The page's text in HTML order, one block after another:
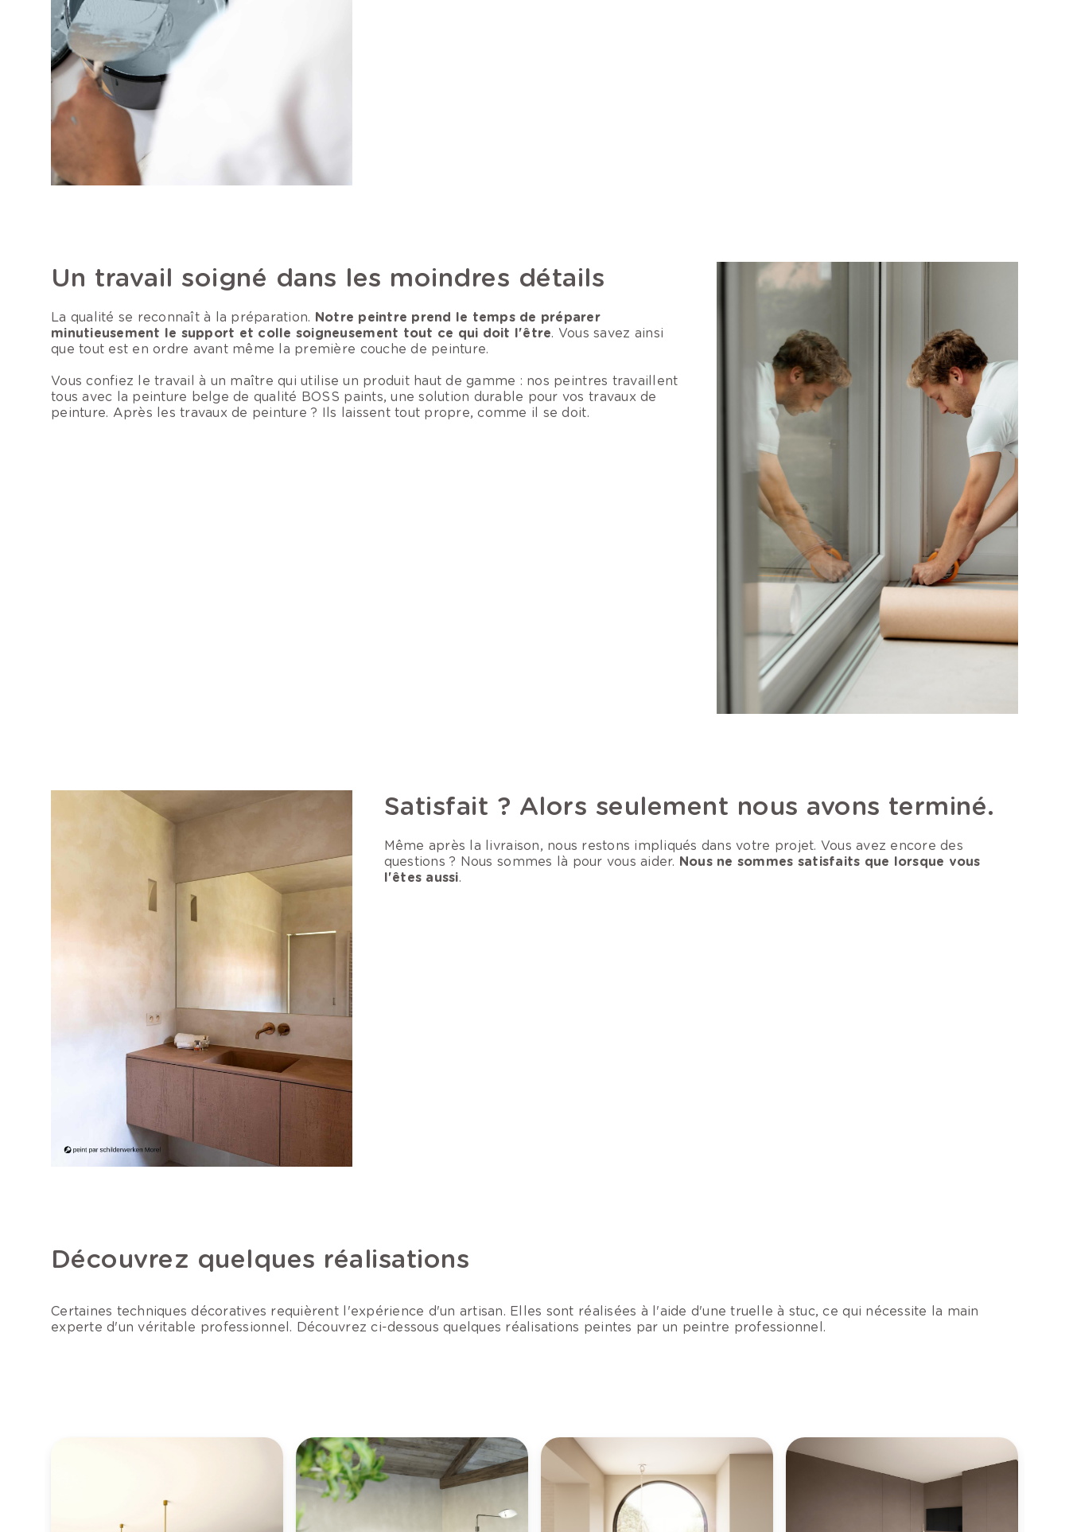
Un travail soigné dans les moindres détails
La qualité se reconnaît à la préparation. Notre peintre prend le temps de préparer
minutieusement le support et colle soigneusement tout ce qui doit l'être. Vous savez ainsi
que tout est en ordre avant même la première couche de peinture.
Vous confiez le travail à un maître qui utilise un produit haut de gamme : nos peintres travaillent
tous avec la peinture belge de qualité BOSS paints, une solution durable pour vos travaux de
peinture. Après les travaux de peinture ? Ils laissent tout propre, comme il se doit.
Satisfait ? Alors seulement nous avons terminé.
Même après la livraison, nous restons impliqués dans votre projet. Vous avez encore des
questions ? Nous sommes là pour vous aider. Nous ne sommes satisfaits que lorsque vous
l'êtes aussi.
Découvrez quelques réalisations
Certaines techniques décoratives requièrent l'expérience d'un artisan. Elles sont réalisées à l'aide d'une truelle à stuc, ce qui nécessite la main
experte d'un véritable professionnel. Découvrez ci-dessous quelques réalisations peintes par un peintre professionnel.